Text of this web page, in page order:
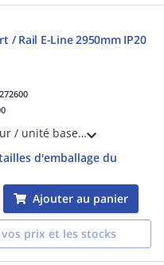
/ Rail E-Line 2950mm IP20
Profilé porteur / unité base - 765... E-Line - blanc
d'emballage du
Ajouter au panier
prix et les stocks